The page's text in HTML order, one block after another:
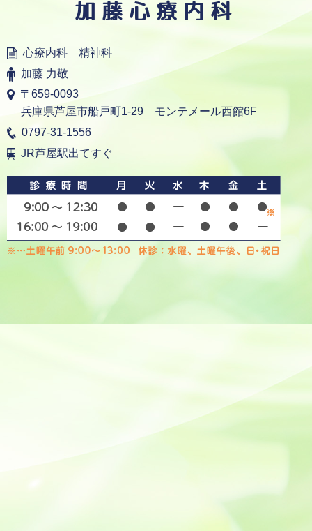
加藤心療内科
心療内科 精神科
加藤 力敬
〒659-0093
兵庫県芦屋市船戸町1-29 モンテメール西館6F
0797-31-1556
JR芦屋駅出てすぐ